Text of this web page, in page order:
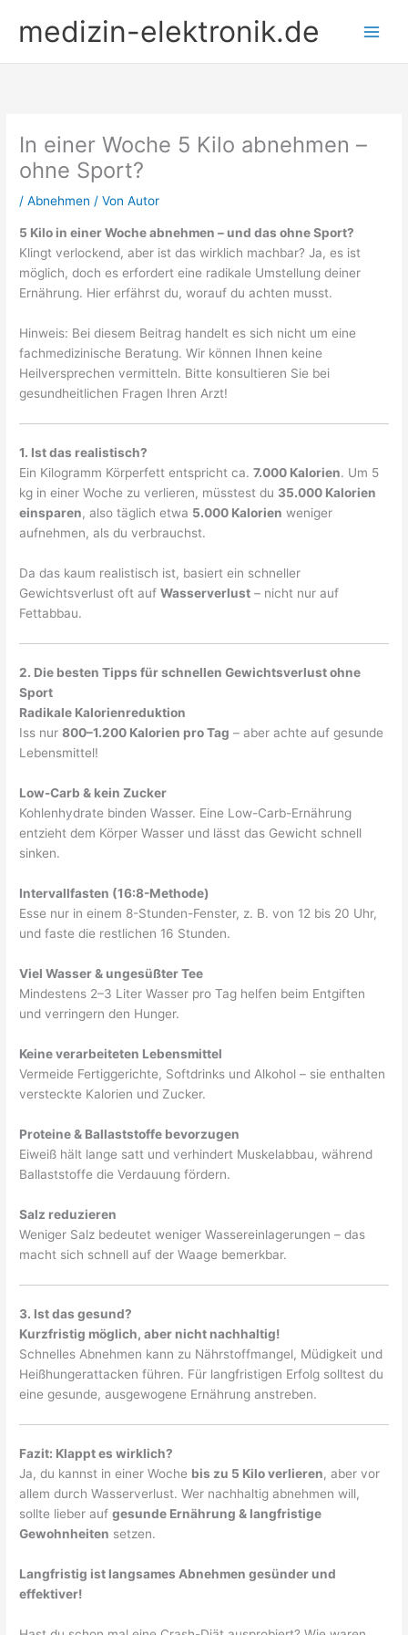
Inhaltmedizin-elektronik.de
In einer Woche 5 Kilo abnehmen –
ohne Sport?
/Abnehmen / VonAutor
5 Kilo in einer Woche abnehmen – und das ohne Sport?
Klingt verlockend, aber ist das wirklich machbar? Ja, es ist
möglich, doch es erfordert eine radikale Umstellung deiner
Ernährung. Hier erfährst du, worauf du achten musst.
Hinweis: Bei diesem Beitrag handelt es sich nicht um eine
fachmedizinische Beratung. Wir können Ihnen keine
Heilversprechen vermitteln. Bitte konsultieren Sie bei
gesundheitlichen Fragen Ihren Arzt!
1. Ist das realistisch?
Ein Kilogramm Körperfett entspricht ca.7.000 Kalorien. Um 5
kg in einer Woche zu verlieren, müsstest du 35.000 Kalorien
einsparen, also täglich etwa 5.000 Kalorien weniger
aufnehmen, als du verbrauchst.
Da das kaum realistisch ist, basiert ein schneller
Gewichtsverlust oft aufWasserverlust – nicht nur auf
Fettabbau.
2. Die besten Tipps für schnellen Gewichtsverlust ohne
Sport
Radikale Kalorienreduktion
Iss nur800–1.200 Kalorien pro Tag – aber achte auf gesunde
Lebensmittel!
Low-Carb & kein Zucker
Kohlenhydrate binden Wasser. Eine Low-Carb-Ernährung
entzieht dem Körper Wasser und lässt das Gewicht schnell
sinken.
Intervallfasten (16:8-Methode)
Esse nur in einem 8-Stunden-Fenster, z. B. von 12 bis 20 Uhr,
und faste die restlichen 16 Stunden.
Viel Wasser & ungesüßter Tee
Mindestens 2–3 Liter Wasser pro Tag helfen beim Entgiften
und verringern den Hunger.
Keine verarbeiteten Lebensmittel
Vermeide Fertiggerichte, Softdrinks und Alkohol – sie enthalten
versteckte Kalorien und Zucker.
Proteine & Ballaststoffe bevorzugen
Eiweiß hält lange satt und verhindert Muskelabbau, während
Ballaststoffe die Verdauung fördern.
Salz reduzieren
Weniger Salz bedeutet weniger Wassereinlagerungen – das
macht sich schnell auf der Waage bemerkbar.
3. Ist das gesund?
Kurzfristig möglich, aber nicht nachhaltig!
Schnelles Abnehmen kann zu Nährstoffmangel, Müdigkeit und
Heißhungerattacken führen. Für langfristigen Erfolg solltest du
eine gesunde, ausgewogene Ernährung anstreben.
Fazit: Klappt es wirklich?
Ja, du kannst in einer Woche bis zu 5 Kilo verlieren, aber vor
allem durch Wasserverlust. Wer nachhaltig abnehmen will,
sollte lieber aufgesunde Ernährung & langfristige
Gewohnheiten setzen.
Langfristig ist langsames Abnehmen gesünder und
effektiver!